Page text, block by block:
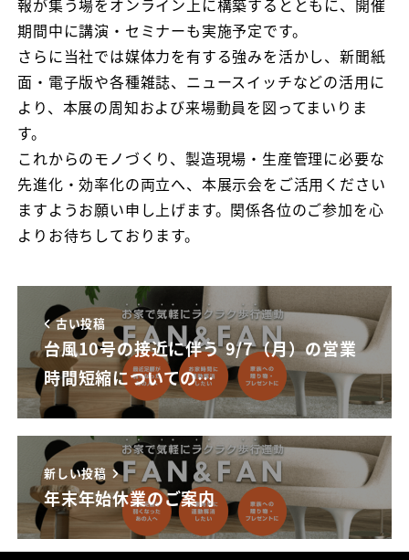
期間中に講演・セミナーも実施予定です。
さらに当社では媒体力を有する強みを活かし、新聞紙
面・電子版や各種雑誌、ニュースイッチなどの活用に
より、本展の周知および来場動員を図ってまいりま
す。
これからのモノづくり、製造現場・生産管理に必要な
先進化・効率化の両立へ、本展示会をご活用ください
ますようお願い申し上げます。関係各位のご参加を心
よりお待ちしております。
古い投稿
台風10号の接近に伴う 9/7（月）の営業
時間短縮についての…
新しい投稿
年末年始休業のご案内